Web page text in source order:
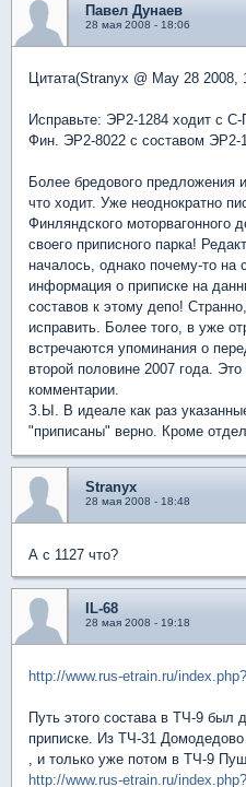
Павел Дунаев
28 мая 2008 - 18:06
Цитата(Stranyx @ May 28 2008,
Исправьте: ЭР2-1284 ходит с
Фин. ЭР2-8022 с составом ЭР2-
Более бредового
что ходит. Уже неоднократно
Финляндского моторвагонного
своего приписного парка!
началось, однако почему-то на
информация о приписке на
составов к этому депо!
исправить. Более того, в уже
встречаются упоминания о
второй половине 2007 года.
комментарии.
З.Ы. В идеале как раз
"приписаны" верно. Кроме
Stranyx
28 мая 2008 - 18:48
А с 1127 что?
IL-68
28 мая 2008 - 19:18
http://www.rus-etrain.ru/
Путь этого состава в ТЧ-9 был
приписке. Из ТЧ-31
, и только уже потом в ТЧ-9
http://www.rus-etrain.ru/